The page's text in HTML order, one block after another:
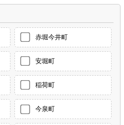
赤堀今井町
安堀町
稲荷町
今泉町